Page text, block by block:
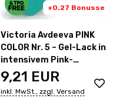
+0.27 Bonusse
Victoria Avdeeva PINK
COLOR Nr. 5 – Gel-Lack in
intensivem Pink-
Himbeerton 12ml
9,21 EUR
inkl. MwSt., zzgl. Versand